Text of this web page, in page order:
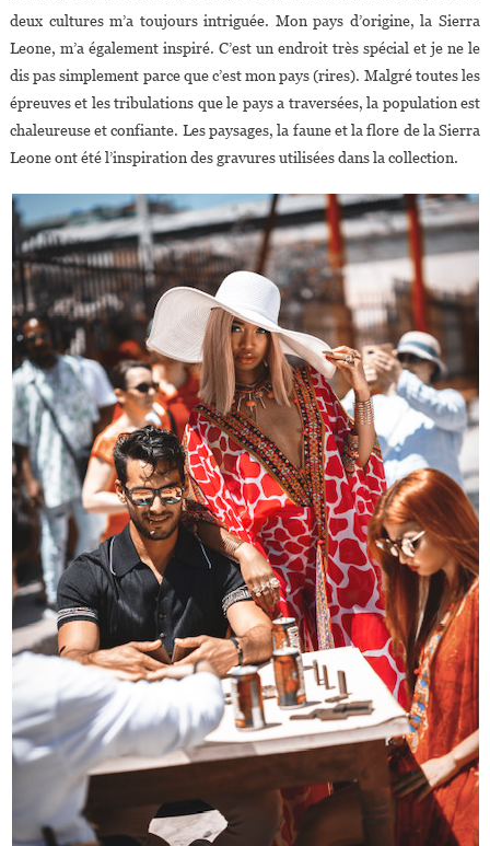
deux cultures m’a toujours intriguée. Mon pays d’origine, la Sierra
Leone, m’a également inspiré. C’est un endroit très spécial et je ne le
dis pas simplement parce que c’est mon pays (rires). Malgré toutes les
épreuves et les tribulations que le pays a traversées, la population est
chaleureuse et confiante. Les paysages, la faune et la flore de la Sierra
Leone ont été l’inspiration des gravures utilisées dans la collection.